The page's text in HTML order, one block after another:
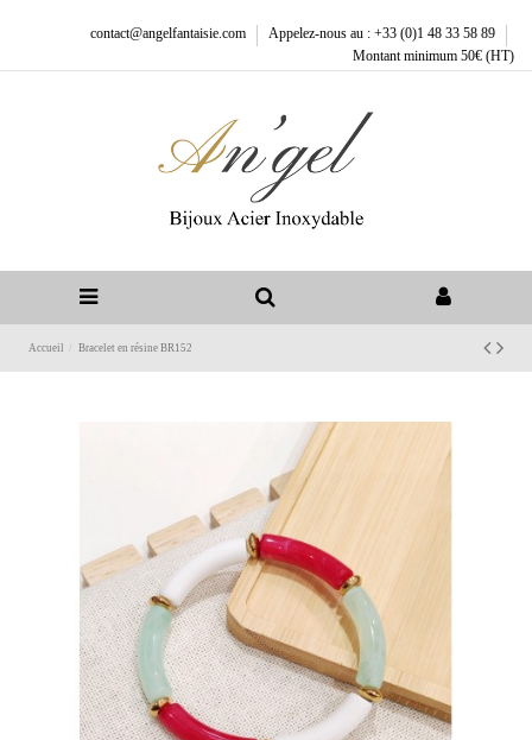
contact@angelfantaisie.com
Appelez-nous au : +33 (0)1 48 33 58 89
Montant minimum 50€ (HT)
Accueil Bracelet en résine BR152